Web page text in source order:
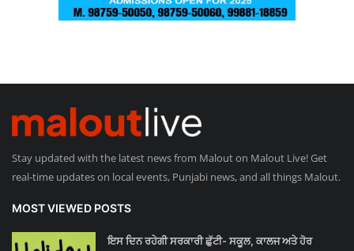
Stay updated with the latest news from Malout on Malout Live! Get
real-time updates on local events, Punjabi news, and all things Malout.
MOST VIEWED POSTS
ਇਸ ਦਿਨ ਰਹੇਗੀ ਸਰਕਾਰੀ ਛੁੱਟੀ- ਸਕੂਲ, ਕਾਲਜ ਅਤੇ ਹੋਰ